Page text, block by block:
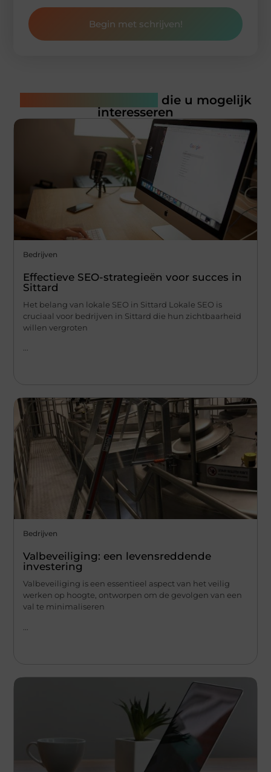
Begin met schrijven!
die u mogelijk
interesseren
Bedrijven
Effectieve SEO-strategieën voor succes in
Sittard
Het belang van lokale SEO in Sittard Lokale SEO is
cruciaal voor bedrijven in Sittard die hun zichtbaarheid
willen vergroten
...
Bedrijven
Valbeveiliging: een levensreddende
investering
Valbeveiliging is een essentieel aspect van het veilig
werken op hoogte, ontworpen om de gevolgen van een
val te minimaliseren